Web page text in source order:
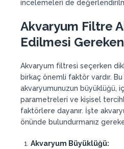
incelemeleri de
Akvaryum Filtre
Edilmesi
Akvaryum filtresi seçerken
birkaç önemli faktör vardır.
akvaryumunuzun büyüklüğü,
parametreleri ve kişisel
faktörlere dayanır. İşte
önünde bulundurmanız
Akvaryum Büyüklüğü: